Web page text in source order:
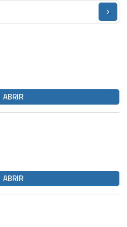
ABRIR
ABRIR